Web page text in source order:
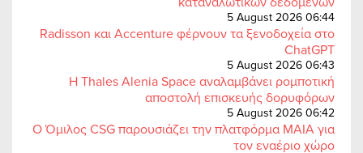
5 August 2026 06:44
Radisson και Accenture φέρνουν τα ξενοδοχεία στο
ChatGPT
5 August 2026 06:43
Η Thales Alenia Space αναλαμβάνει ρομποτική
αποστολή επισκευής δορυφόρων
5 August 2026 06:42
Ο Όμιλος CSG παρουσιάζει την πλατφόρμα MAIA για
τον εναέριο χώρο